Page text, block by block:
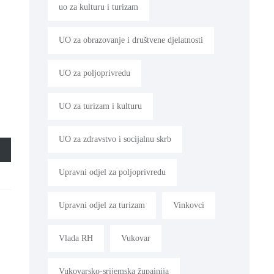
uo za kulturu i turizam
UO za obrazovanje i društvene djelatnosti
UO za poljoprivredu
UO za turizam i kulturu
UO za zdravstvo i socijalnu skrb
Upravni odjel za poljoprivredu
Upravni odjel za turizam Vinkovci
Vlada RH Vukovar
Vukovarsko-srijemska župainija